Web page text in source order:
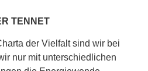
TENNET
der Vielfalt sind wir bei
nur mit unterschiedlichen